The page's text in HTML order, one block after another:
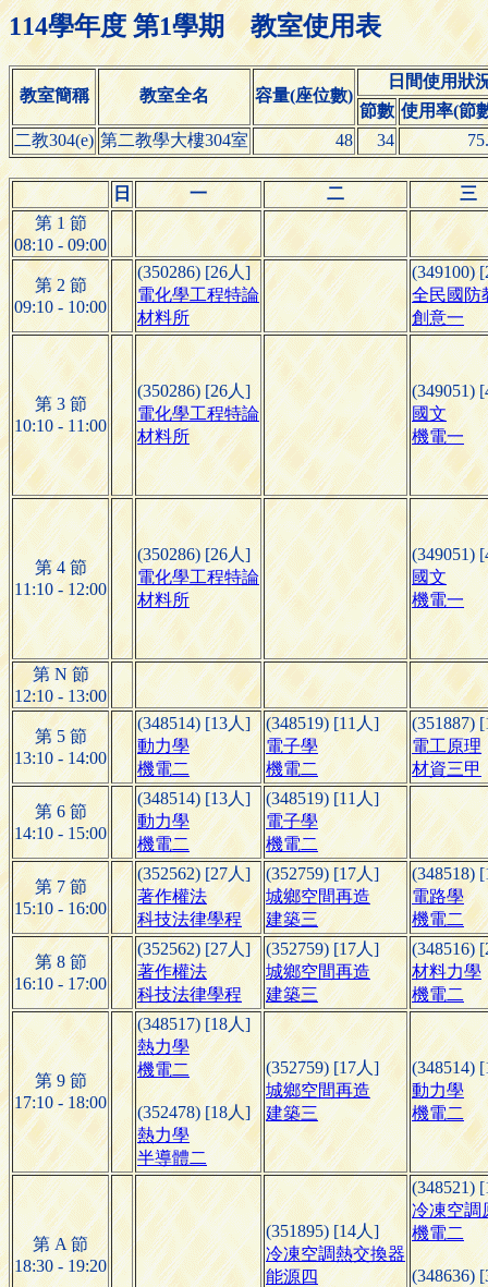
114學年度 第1學期 教室使用表
教室簡稱 教室全名 容量(座位數)
日間使用狀
節數 使用率(節
二教304(e) 第二教學大樓304室 48 34
日 一 二
三
第 1 節
08:10 - 09:00
第 2 節
09:10 - 10:00
(350286) [26人]
電化學工程特論
材料所
(349100)
全民國防
創意一
第 3 節
10:10 - 11:00
(350286) [26人]
電化學工程特論
材料所
(349051)
國文
機電一
第 4 節
11:10 - 12:00
(350286) [26人]
電化學工程特論
材料所
(349051)
國文
機電一
第 N 節
12:10 - 13:00
第 5 節
13:10 - 14:00
(348514) [13人]
動力學
機電二
(348519) [11人]
電子學
機電二
(351887)
電工原理
材資三甲
第 6 節
14:10 - 15:00
(348514) [13人]
動力學
機電二
(348519) [11人]
電子學
機電二
第 7 節
15:10 - 16:00
(352562) [27人]
著作權法
科技法律學程
(352759) [17人]
城鄉空間再造
建築三
(348518)
電路學
機電二
第 8 節
16:10 - 17:00
(352562) [27人]
著作權法
科技法律學程
(352759) [17人]
城鄉空間再造
建築三
(348516)
材料力學
機電二
第 9 節
17:10 - 18:00
(348517) [18人]
熱力學
機電二
(352478) [18人]
熱力學
半導體二
(352759) [17人]
城鄉空間再造
建築三
(348514)
動力學
機電二
第 A 節
18:30 - 19:20
(351895) [14人]
冷凍空調熱交換器
能源四
(348521)
冷凍空調
機電二
(348636)